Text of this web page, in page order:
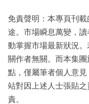
免責聲明：本專頁刊
途。市場瞬息萬變，
動掌握市場最新狀況
關作者無關。而本集
點，僅屬筆者個人意
站對因上述人士張貼
責。